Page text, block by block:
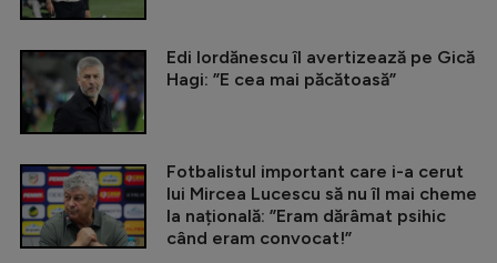
Edi Iordănescu îl avertizează pe Gică
Hagi: ”E cea mai păcătoasă”
Fotbalistul important care i-a cerut
lui Mircea Lucescu să nu îl mai cheme
la națională: ”Eram dărâmat psihic
când eram convocat!”